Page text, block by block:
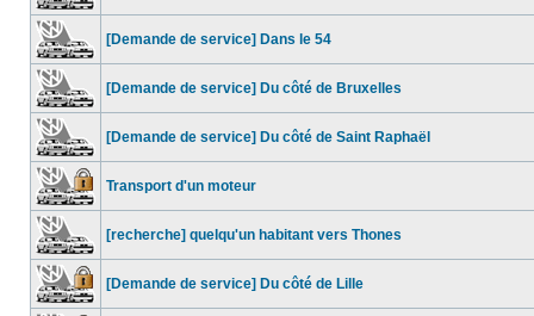
[Demande de service] Dans le 54
[Demande de service] Du côté de Bruxelles
[Demande de service] Du côté de Saint Raphaël
Transport d'un moteur
[recherche] quelqu'un habitant vers Thones
[Demande de service] Du côté de Lille